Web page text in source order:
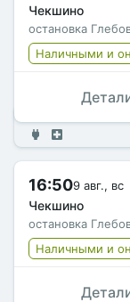
Чекшино
остановка
Наличными и
16:509 авг., вс
Чекшино
остановка
Наличными и